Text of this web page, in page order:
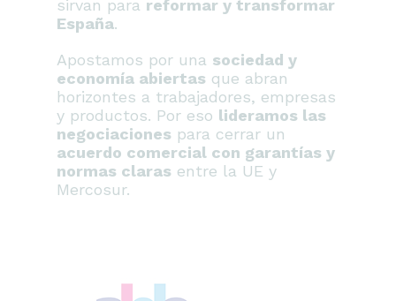
sirvan para reformar y transformar
España.
Apostamos por una sociedad y
economía abiertas que abran
horizontes a trabajadores, empresas
y productos. Por eso lideramos las
negociaciones para cerrar un
acuerdo comercial con garantías y
normas claras entre la UE y
Mercosur.